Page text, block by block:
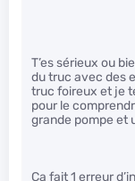
T’es sérieux ou
du truc avec des
truc foireux et je
pour le
grande pompe et
Ça fait 1 erreur